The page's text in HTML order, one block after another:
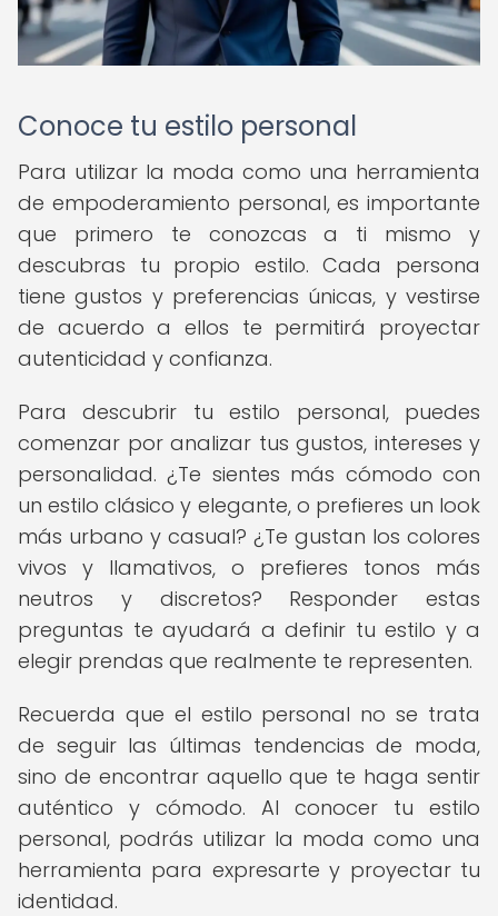
Conoce tu estilo personal
Para utilizar la moda como una herramienta
de empoderamiento personal, es importante
que primero te conozcas a ti mismo y
descubras tu propio estilo. Cada persona
tiene gustos y preferencias únicas, y vestirse
de acuerdo a ellos te permitirá proyectar
autenticidad y confianza.
Para descubrir tu estilo personal, puedes
comenzar por analizar tus gustos, intereses y
personalidad. ¿Te sientes más cómodo con
un estilo clásico y elegante, o prefieres un look
más urbano y casual? ¿Te gustan los colores
vivos y llamativos, o prefieres tonos más
neutros y discretos? Responder estas
preguntas te ayudará a definir tu estilo y a
elegir prendas que realmente te representen.
Recuerda que el estilo personal no se trata
de seguir las últimas tendencias de moda,
sino de encontrar aquello que te haga sentir
auténtico y cómodo. Al conocer tu estilo
personal, podrás utilizar la moda como una
herramienta para expresarte y proyectar tu
identidad.